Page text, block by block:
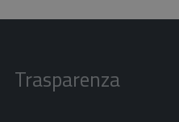
Trasparenza